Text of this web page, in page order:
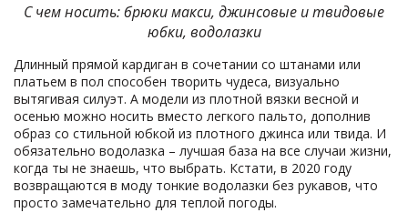
С чем носить: брюки макси, джинсовые и твидовые
юбки, водолазки
Длинный прямой кардиган в сочетании со штанами или
платьем в пол способен творить чудеса, визуально
вытягивая силуэт. А модели из плотной вязки весной и
осенью можно носить вместо легкого пальто, дополнив
образ со стильной юбкой из плотного джинса или твида. И
обязательно водолазка – лучшая база на все случаи жизни,
когда ты не знаешь, что выбрать. Кстати, в 2020 году
возвращаются в моду тонкие водолазки без рукавов, что
просто замечательно для теплой погоды.